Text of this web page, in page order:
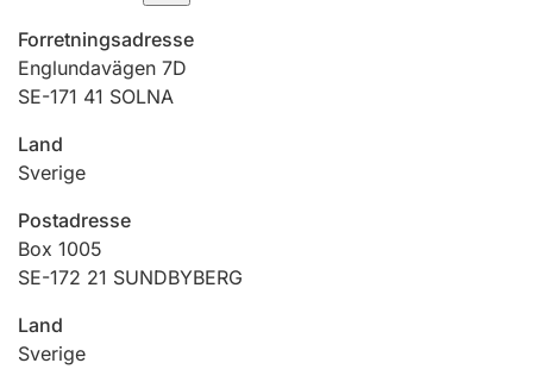
Jeger
Betaling og jegeravgiftskort
Ektepaktrettleiaren
Andre tema
Forretningsadresse
Englundavägen 7D
SE-171 41 SOLNA
Land
Sverige
Postadresse
Box 1005
SE-172 21 SUNDBYBERG
Land
Sverige